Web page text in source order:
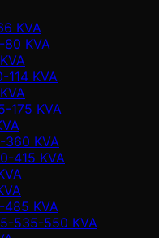
KVA
80 KVA
114 KVA
175 KVA
360 KVA
415 KVA
485 KVA
535-550 KVA